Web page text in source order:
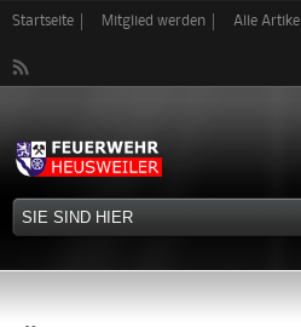
Direkt
Startseite Mitglied werden Alle Artikel